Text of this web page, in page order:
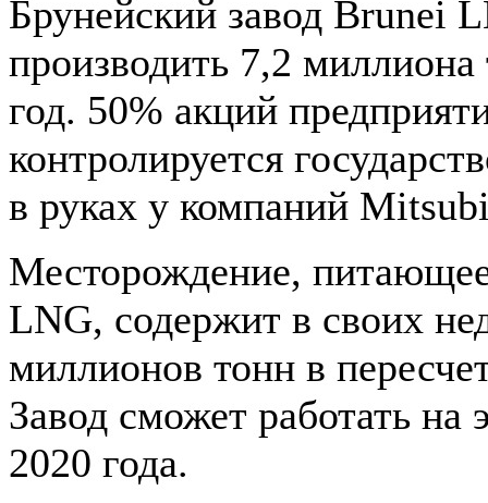
Брунейский завод Brunei
производить 7,2
год. 50% акций
контролируется
в руках у компаний
Месторождение,
LNG, содержит в своих
миллионов тонн в
Завод сможет работать на
2020 года.